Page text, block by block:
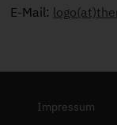
E-Mail:
Impressum